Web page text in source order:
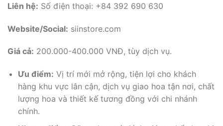
Liên hệ: Số điện thoại: +84 392 690 630
Website/Social: siinstore.com
Giá cả: 200.000-400.000 VNĐ, tùy dịch vụ.
Ưu điểm: Vị trí mới mở rộng, tiện lợi cho khách
hàng khu vực lân cận, dịch vụ giao hoa tận nơi, chất
lượng hoa và thiết kế tương đồng với chi nhánh
chính.